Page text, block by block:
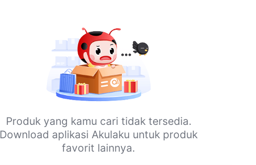
Produk yang kamu cari tidak tersedia.
Download aplikasi Akulaku untuk produk
favorit lainnya.